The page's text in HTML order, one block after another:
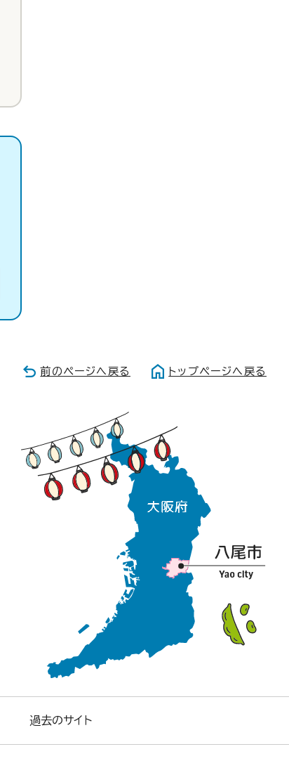
前のページへ戻る トップページへ戻る
過去のサイト